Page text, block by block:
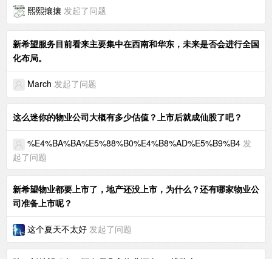
熙熙攘攘 发起了问题
新希望服务目前看来主要集中在西南和华东，未来是否会进行全国
化布局。
March 发起了问题
这么迷你的物业公司大概有多少估值？上市后就成仙股了吧？
%E4%BA%BA%E5%88%B0%E4%B8%AD%E5%B9%B4 发
起了问题
新希望物业都要上市了，地产还没上市，为什么？还有哪家物业公
司准备上市呢？
这个夏天不太好 发起了问题